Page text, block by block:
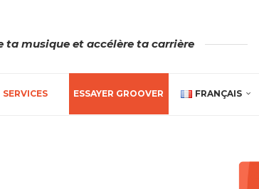
ta musique et accélère ta carrière
SERVICES ESSAYER GROOVER FRANÇAIS